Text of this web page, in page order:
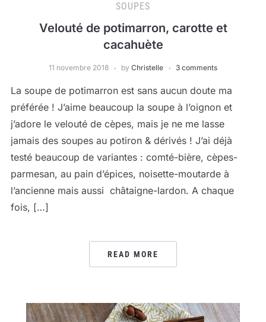
SOUPES
Velouté de potimarron, carotte et
cacahuète
11 novembre 2018 by Christelle 3 comments
La soupe de potimarron est sans aucun doute ma
préférée ! J’aime beaucoup la soupe à l’oignon et
j’adore le velouté de cèpes, mais je ne me lasse
jamais des soupes au potiron & dérivés ! J’ai déjà
testé beaucoup de variantes : comté-bière, cèpes-
parmesan, au pain d’épices, noisette-moutarde à
l’ancienne mais aussi châtaigne-lardon. A chaque
fois, […]
READ MORE